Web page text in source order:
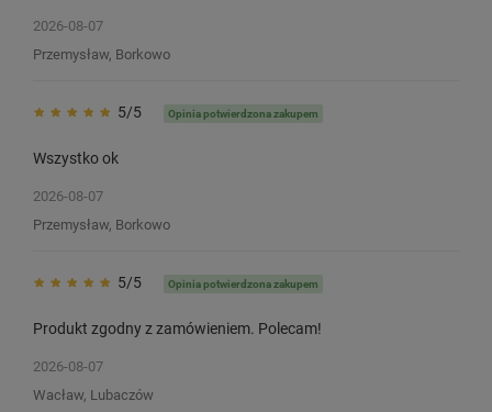
Taśma Specmark TZe-251 24 mm x 8
m / do drukarek Brother P-touch
2026-08-07
Przemysław, Borkowo
5/5 Opinia potwierdzona zakupem
Wszystko ok
2026-08-07
Przemysław, Borkowo
5/5 Opinia potwierdzona zakupem
Produkt zgodny z zamówieniem. Polecam!
2026-08-07
Wacław, Lubaczów